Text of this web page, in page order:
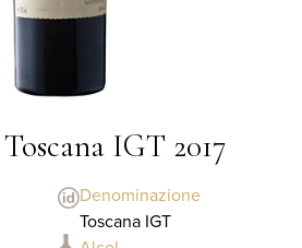
IGT 2017
Denominazione
Toscana IGT